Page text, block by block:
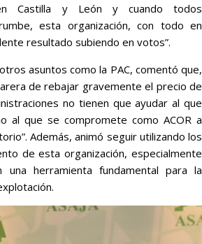
Castilla y León y cuando todos
esta organización, con todo en
resultado subiendo en votos”.
asuntos como la PAC, comentó que,
de rebajar gravemente el precio de
no tienen que ayudar al que
al que se compromete como ACOR a
Además, animó seguir utilizando los
de esta organización, especialmente
herramienta fundamental para la